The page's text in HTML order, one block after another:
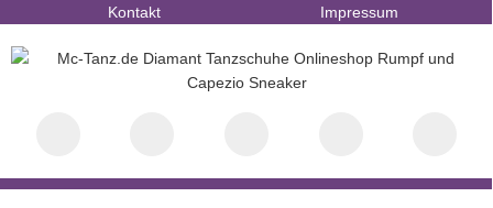
Kontakt Impressum